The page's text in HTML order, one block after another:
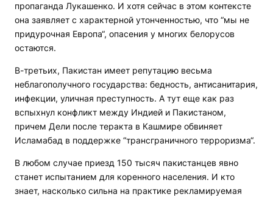
пропаганда Лукашенко. И хотя сейчас в этом контексте
она заявляет с характерной утонченностью, что “мы не
придурочная Европа“, опасения у многих белорусов
остаются.
В-третьих, Пакистан имеет репутацию весьма
неблагополучного государства: бедность, антисанитария,
инфекции, уличная преступность. А тут еще как раз
вспыхнул конфликт между Индией и Пакистаном,
причем Дели после теракта в Кашмире обвиняет
Исламабад в поддержке “трансграничного терроризма“.
В любом случае приезд 150 тысяч пакистанцев явно
станет испытанием для коренного населения. И кто
знает, насколько сильна на практике рекламируемая